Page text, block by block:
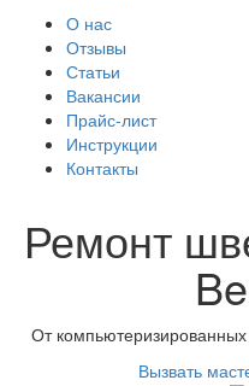
О нас
Отзывы
Статьи
Вакансии
Прайс-лист
Инструкции
Контакты
Ремонт
От
Вызвать